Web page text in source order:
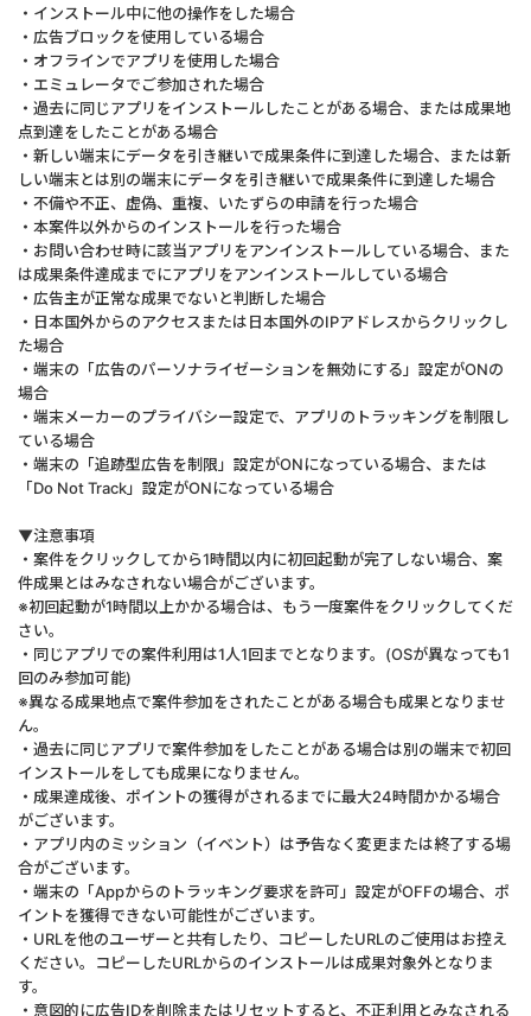
・インストール中に他の操作をした場合
・広告ブロックを使用している場合
・オフラインでアプリを使用した場合
・エミュレータでご参加された場合
・過去に同じアプリをインストールしたことがある場合、または成果地
点到達をしたことがある場合
・新しい端末にデータを引き継いで成果条件に到達した場合、または新
しい端末とは別の端末にデータを引き継いで成果条件に到達した場合
・不備や不正、虚偽、重複、いたずらの申請を行った場合
・本案件以外からのインストールを行った場合
・お問い合わせ時に該当アプリをアンインストールしている場合、また
は成果条件達成までにアプリをアンインストールしている場合
・広告主が正常な成果でないと判断した場合
・日本国外からのアクセスまたは日本国外のIPアドレスからクリックし
た場合
・端末の「広告のパーソナライゼーションを無効にする」設定がONの
場合
・端末メーカーのプライバシー設定で、アプリのトラッキングを制限し
ている場合
・端末の「追跡型広告を制限」設定がONになっている場合、または
「Do Not Track」設定がONになっている場合
▼注意事項
・案件をクリックしてから1時間以内に初回起動が完了しない場合、案
件成果とはみなされない場合がございます。
※初回起動が1時間以上かかる場合は、もう一度案件をクリックしてくだ
さい。
・同じアプリでの案件利用は1人1回までとなります。(OSが異なっても1
回のみ参加可能)
※異なる成果地点で案件参加をされたことがある場合も成果となりませ
ん。
・過去に同じアプリで案件参加をしたことがある場合は別の端末で初回
インストールをしても成果になりません。
・成果達成後、ポイントの獲得がされるまでに最大24時間かかる場合
がございます。
・アプリ内のミッション（イベント）は予告なく変更または終了する場
合がございます。
・端末の「Appからのトラッキング要求を許可」設定がOFFの場合、ポ
イントを獲得できない可能性がございます。
・URLを他のユーザーと共有したり、コピーしたURLのご使用はお控え
ください。コピーしたURLからのインストールは成果対象外となりま
す。
・意図的に広告IDを削除またはリセットすると、不正利用とみなされる